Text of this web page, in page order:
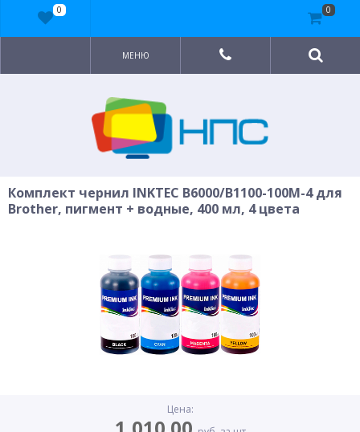
МЕНЮ
Комплект чернил INKTEC B6000/B1100-100M-4 для
Brother, пигмент + водные, 400 мл, 4 цвета
Цена:
0 0